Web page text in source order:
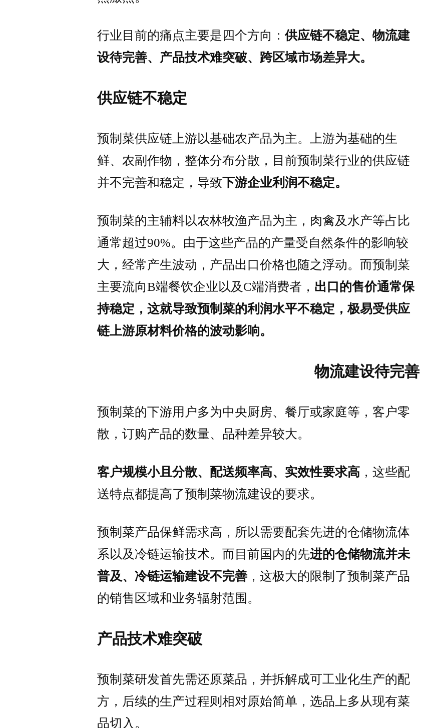
行业目前的痛点主要是四个方向：供应链不稳定、物流建
设待完善、产品技术难突破、跨区域市场差异大。
供应链不稳定
预制菜供应链上游以基础农产品为主。上游为基础的生
鲜、农副作物，整体分布分散，目前预制菜行业的供应链
并不完善和稳定，导致下游企业利润不稳定。
预制菜的主辅料以农林牧渔产品为主，肉禽及水产等占比
通常超过90%。由于这些产品的产量受自然条件的影响较
大，经常产生波动，产品出口价格也随之浮动。而预制菜
主要流向B端餐饮企业以及C端消费者， 出口的售价通常保
持稳定，这就导致预制菜的利润水平不稳定，极易受供应
链上游原材料价格的波动影响。
物流建设待完善
预制菜的下游用户多为中央厨房、餐厅或家庭等，客户零
散，订购产品的数量、品种差异较大。
客户规模小且分散、配送频率高、实效性要求高 ，这些配
送特点都提高了预制菜物流建设的要求。
预制菜产品保鲜需求高，所以需要配套先进的仓储物流体
系以及冷链运输技术。而目前国内的先进的仓储物流并未
普及、冷链运输建设不完善 ，这极大的限制了预制菜产品
的销售区域和业务辐射范围。
产品技术难突破
预制菜研发首先需还原菜品，并拆解成可工业化生产的配
方，后续的生产过程则相对原始简单，选品上多从现有菜
品切入。